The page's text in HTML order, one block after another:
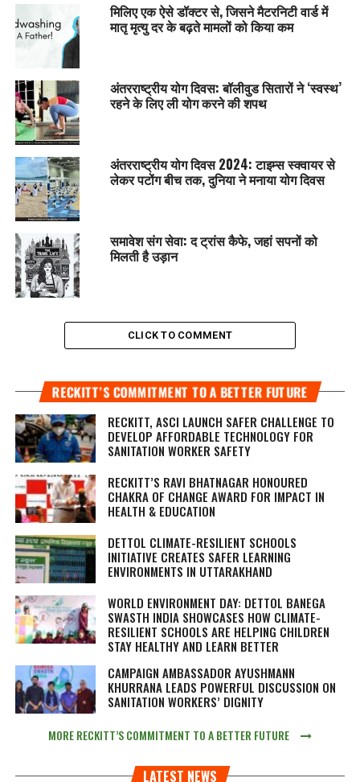
मिलिए एक ऐसे डॉक्टर से, जिसने मैटरनिटी वार्ड में
मातृ मृत्यु दर के बढ़ते मामलों को किया कम
अंतरराष्ट्रीय योग दिवस: बॉलीवुड सितारों ने ‘स्वस्थ’
रहने के लिए ली योग करने की शपथ
अंतरराष्ट्रीय योग दिवस 2024: टाइम्स स्क्वायर से
लेकर पटोंग बीच तक, दुनिया ने मनाया योग दिवस
समावेश संग सेवा: द ट्रांस कैफे, जहां सपनों को
मिलती है उड़ान
CLICK TO COMMENT
RECKITT’S COMMITMENT TO A BETTER FUTURE
RECKITT, ASCI LAUNCH SAFER CHALLENGE TO
DEVELOP AFFORDABLE TECHNOLOGY FOR
SANITATION WORKER SAFETY
RECKITT’S RAVI BHATNAGAR HONOURED
CHAKRA OF CHANGE AWARD FOR IMPACT IN
HEALTH & EDUCATION
DETTOL CLIMATE-RESILIENT SCHOOLS
INITIATIVE CREATES SAFER LEARNING
ENVIRONMENTS IN UTTARAKHAND
WORLD ENVIRONMENT DAY: DETTOL BANEGA
SWASTH INDIA SHOWCASES HOW CLIMATE-
RESILIENT SCHOOLS ARE HELPING CHILDREN
STAY HEALTHY AND LEARN BETTER
CAMPAIGN AMBASSADOR AYUSHMANN
KHURRANA LEADS POWERFUL DISCUSSION ON
SANITATION WORKERS’ DIGNITY
MORE RECKITT’S COMMITMENT TO A BETTER FUTURE
LATEST NEWS